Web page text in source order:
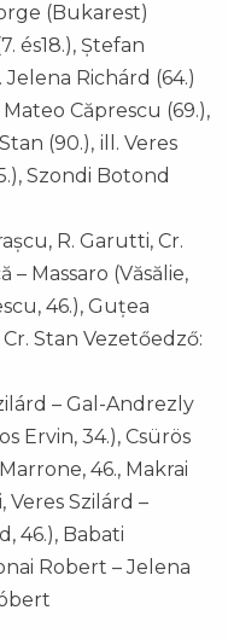
(Bukarest)
és18.), Ștefan
Richárd (64.)
Căprescu (69.),
(90.), ill. Veres
Szondi Botond
R. Garutti, Cr.
– Massaro (Văsălie,
46.), Guțea
Stan Vezetőedző:
– Gal-Andrezly
Ervin, 34.), Csürös
46., Makrai
Veres Szilárd –
46.), Babati
Robert – Jelena